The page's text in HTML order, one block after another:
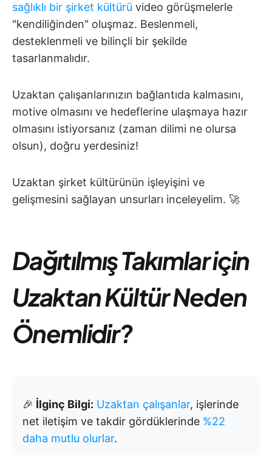
sağlıklı bir şirket kültürü video görüşmelerle
"kendiliğinden" oluşmaz. Beslenmeli,
desteklenmeli ve bilinçli bir şekilde
tasarlanmalıdır.
Uzaktan çalışanlarınızın bağlantıda kalmasını,
motive olmasını ve hedeflerine ulaşmaya hazır
olmasını istiyorsanız (zaman dilimi ne olursa
olsun), doğru yerdesiniz!
Uzaktan şirket kültürünün işleyişini ve
gelişmesini sağlayan unsurları inceleyelim. 🚀
Dağıtılmış Takımlar için
Uzaktan Kültür Neden
Önemlidir?
🎉 İlginç Bilgi: Uzaktan çalışanlar, işlerinde
net iletişim ve takdir gördüklerinde %22
daha mutlu olurlar.